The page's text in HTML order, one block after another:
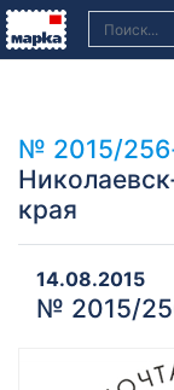
№ 2015/
края
14.08.2015
№ 2015/